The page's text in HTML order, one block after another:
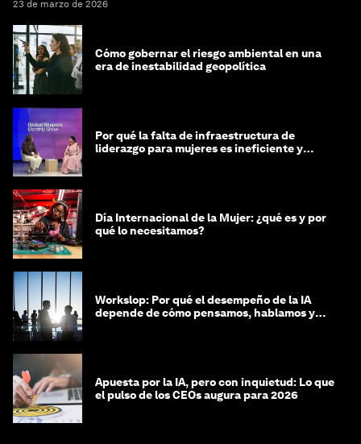
23 de marzo de 2026
Cómo gobernar el riesgo ambiental en una
era de inestabilidad geopolítica
Por qué la falta de infraestructura de
liderazgo para mujeres es ineficiente y
Día Internacional de la Mujer: ¿qué es y por
qué lo necesitamos?
Workslop: Por qué el desempeño de la IA
depende de cómo pensamos, hablamos y
Apuesta por la IA, pero con inquietud: Lo que
el pulso de los CEOs augura para 2026